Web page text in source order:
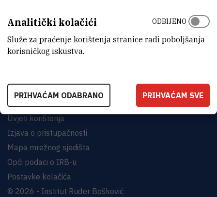
INSTITUT RUĐER BOŠKOVIĆ
Bijenička cesta 54, 10000 Zagreb
KONTAKTIRAJTE NAS
Uvjeti korištenja
Izjava o pristupačnosti
Mapa mrežnog sjedišta
Opći podaci o IRB-u
Postavke kolačića
© 2026 - Institut Ruđer Bošković
Analitički kolačići
Služe za praćenje korištenja stranice radi poboljšanja
korisničkog iskustva.
ODBIJENO
PRIHVAĆAM ODABRANO PRIHVAĆAM SVE